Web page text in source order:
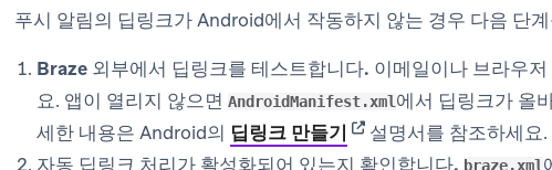
푸시 알림의 딥링크가 Android에서 작동하지 않는 경우 다음 단
Braze 외부에서 딥링크를 테스트합니다. 이메일이나 브라우
요. 앱이 열리지 않으면 AndroidManifest.xml에서 딥링크가 올
세한 내용은 Android의 딥링크 만들기 (opens in new tab)
설명서를 참조하세요.
자동 딥링크 처리가 활성화되어 있는지 확인합니다. braze.xml